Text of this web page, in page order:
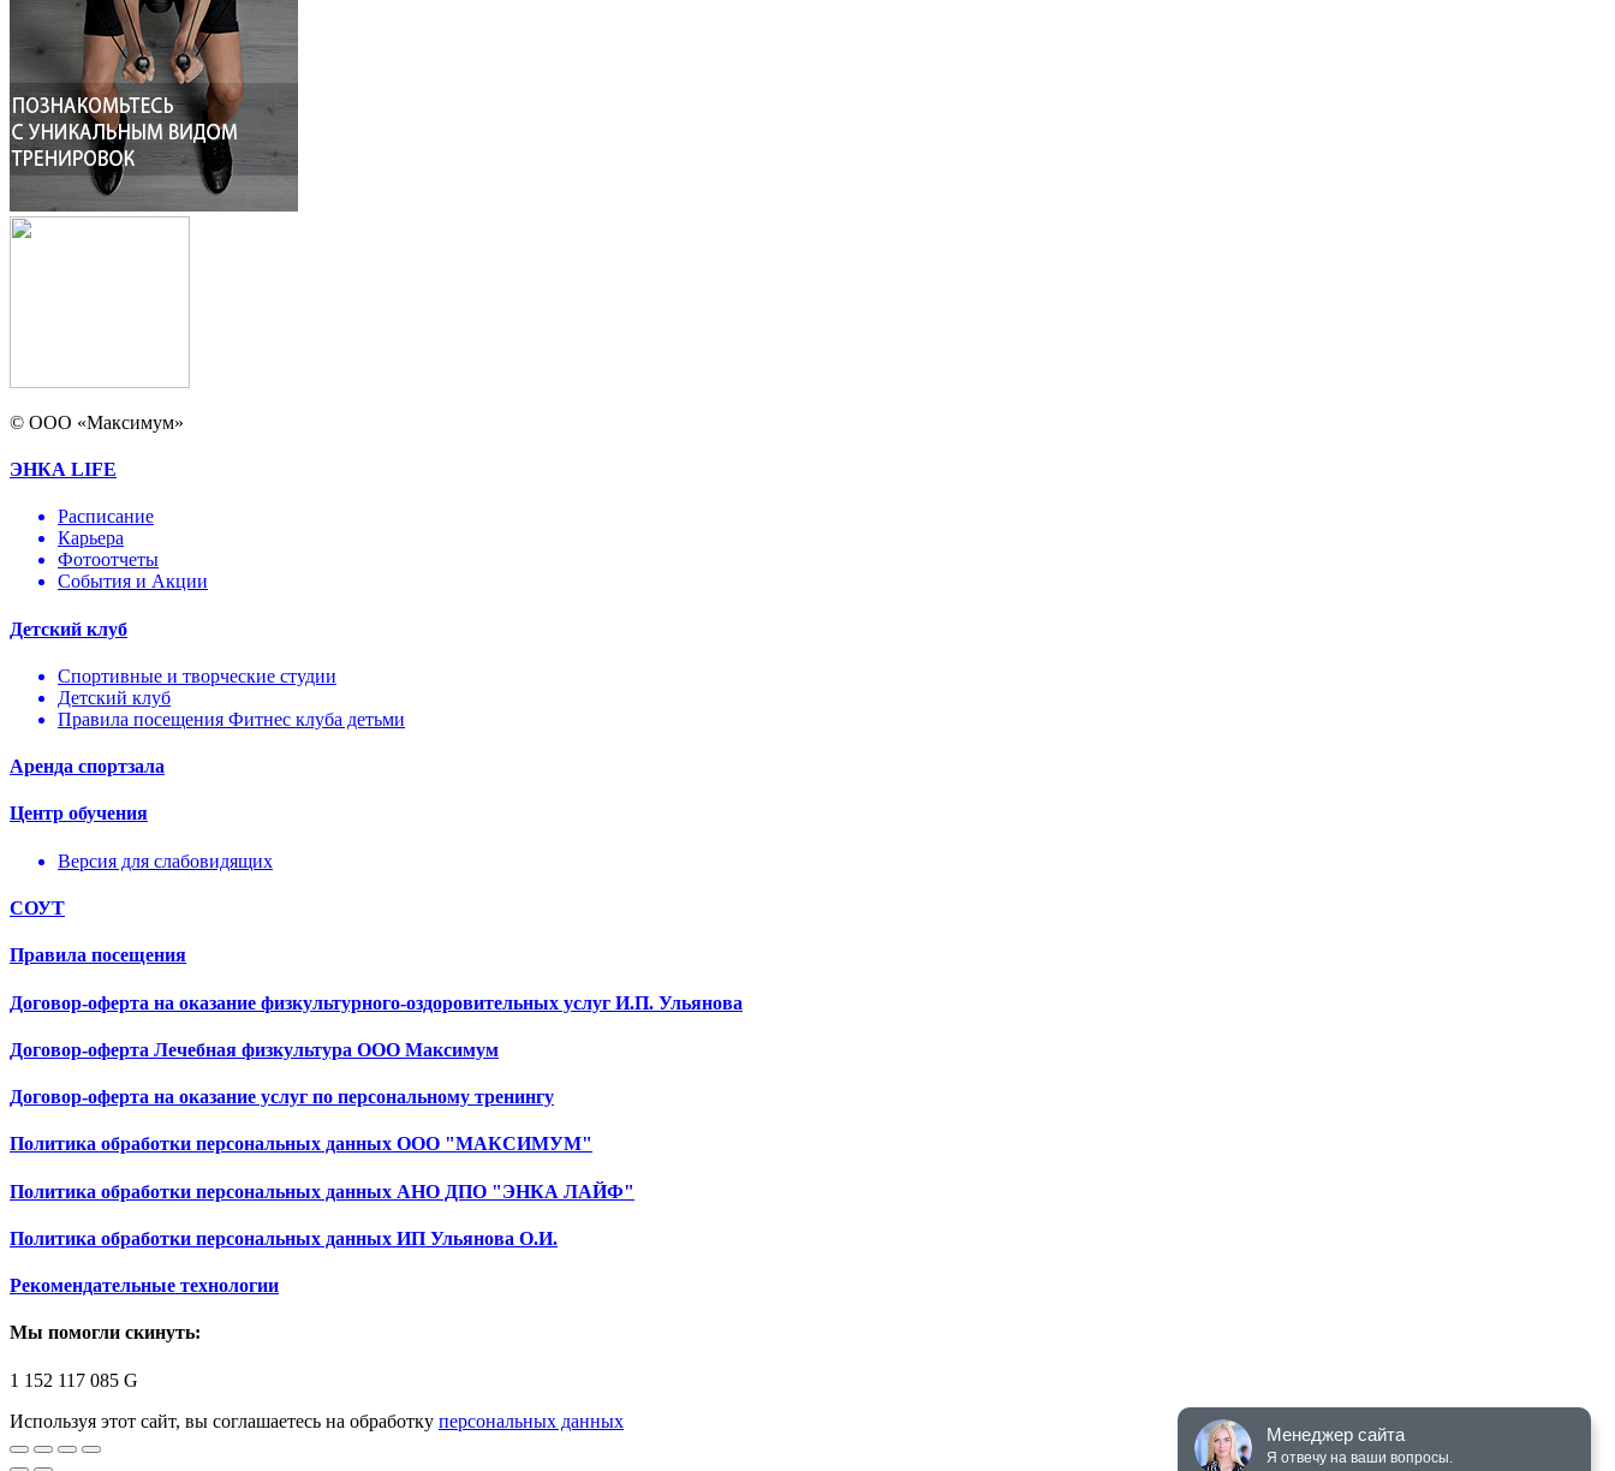
© ООО «Максимум»
ЭНКА LIFE
Расписание
Карьера
Фотоотчеты
События и Акции
Детский клуб
Спортивные и творческие студии
Детский клуб
Правила посещения Фитнес клуба детьми
Аренда спортзала
Центр обучения
Версия для слабовидящих
СОУТ
Правила посещения
Договор-оферта на оказание физкультурного-оздоровительных услуг И.П. Ульянова
Договор-оферта Лечебная физкультура ООО Максимум
Договор-оферта на оказание услуг по персональному тренингу
Политика обработки персональных данных ООО "МАКСИМУМ"
Политика обработки персональных данных АНО ДПО "ЭНКА ЛАЙФ"
Политика обработки персональных данных ИП Ульянова О.И.
Рекомендательные технологии
Мы помогли скинуть:
1 152 117 085 G
Используя этот сайт, вы соглашаетесь на обработку персональных данных
Менеджер сайта
Я отвечу на ваши вопросы.